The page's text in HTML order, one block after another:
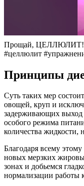
Прощай, ЦЕЛЛЮЛИТ!
#целлюлит
Принципы
Суть таких мер
овощей, круп и
задерживающих выход
особого режима
количества жидкости,
Благодаря всему
новых мерзких
зонах и добьемся
нормализации работы